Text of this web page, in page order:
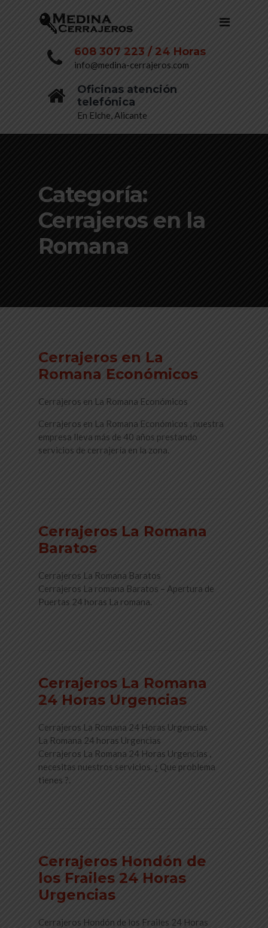
608 307 223 / 24 Horas
info@medina-cerrajeros.com
Oficinas atención
telefónica
En Elche, Alicante
Categoría:
Cerrajeros en la
Romana
Cerrajeros en La
Romana Económicos
Cerrajeros en La Romana Económicos
Cerrajeros en La Romana Económicos , nuestra
empresa lleva más de 40 años prestando
servicios de cerrajería en la zona.
Cerrajeros La Romana
Baratos
Cerrajeros La Romana Baratos
Cerrajeros La romana Baratos – Apertura de
Puertas 24 horas La romana.
Cerrajeros La Romana
24 Horas Urgencias
Cerrajeros La Romana 24 Horas Urgencias
La Romana 24 horas Urgencias
Cerrajeros La Romana 24 Horas Urgencias ,
necesitas nuestros servicios. ¿ Que problema
tienes ?.
Cerrajeros Hondón de
los Frailes 24 Horas
Urgencias
Cerrajeros Hondón de los Frailes 24 Horas